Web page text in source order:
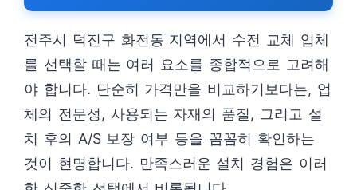
전주시 덕진구 화전동 지역에서 수전 교체 업체
를 선택할 때는 여러 요소를 종합적으로 고려해
야 합니다. 단순히 가격만을 비교하기보다는, 업
체의 전문성, 사용되는 자재의 품질, 그리고 설
치 후의 A/S 보장 여부 등을 꼼꼼히 확인하는
것이 현명합니다. 만족스러운 설치 경험은 이러